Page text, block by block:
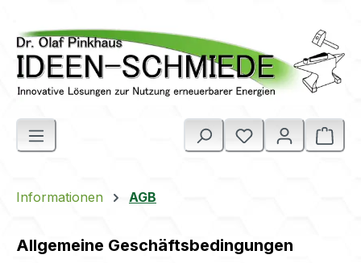
Du hast 0
Informationen AGB
Allgemeine Geschäftsbedingungen